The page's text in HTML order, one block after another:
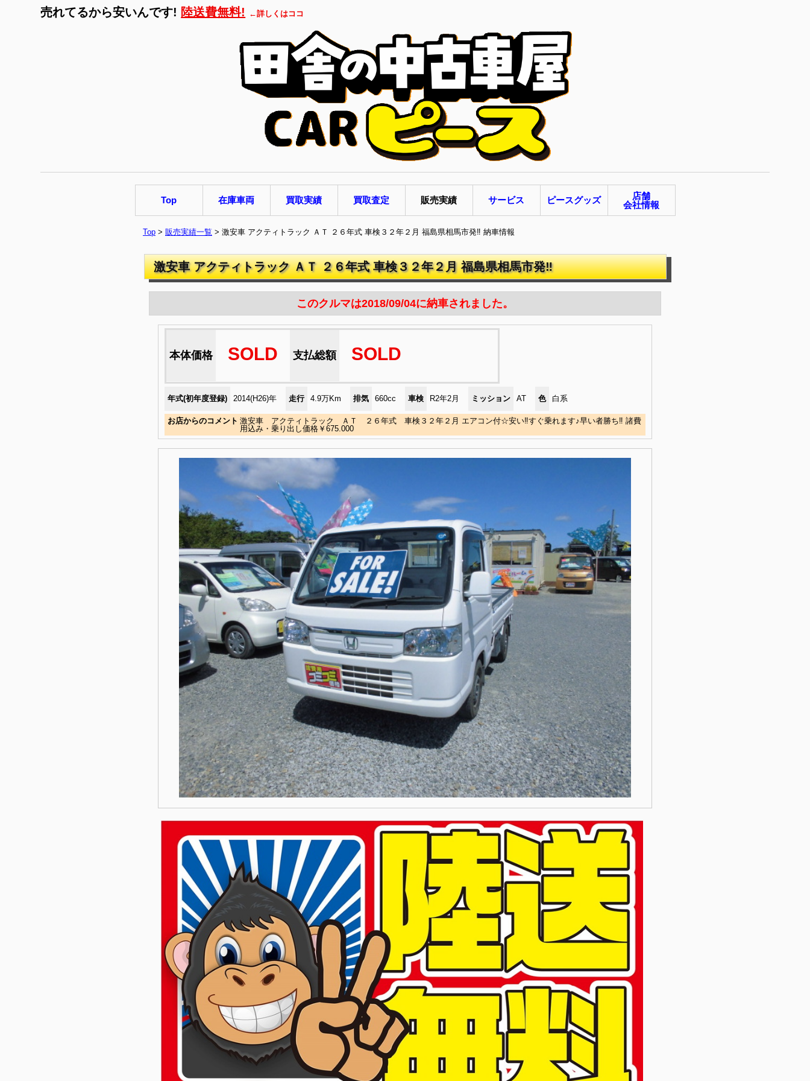
売れてるから安いんです! 陸送費無料! ←詳しくはココ
Top 在庫車両 買取実績 買取査定 販売実績 サービス ピースグッズ
店舗
会社情報
Top > 販売実績一覧 > 激安車 アクティトラック ＡＴ ２６年式 車検３２年２月 福島県相馬市発‼ 納車情報
激安車 アクティトラック ＡＴ ２６年式 車検３２年２月 福島県相馬市発‼
このクルマは2018/09/04に納車されました。
本体価格 SOLD 支払総額 SOLD
年式(初年度登録) 2014(H26)年 走行 4.9万Km 排気 660cc 車検 R2年2月 ミッション AT 色 白系
お店からのコメント 激安車 アクティトラック ＡＴ ２６年式 車検３２年２月 エアコン付☆安い‼すぐ乗れます♪早い者勝ち‼ 諸費
用込み・乗り出し価格￥675.000